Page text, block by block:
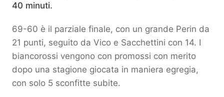
40 minuti.
69-60 è il parziale finale, con un grande Perin da
21 punti, seguito da Vico e Sacchettini con 14. I
biancorossi vengono con promossi con merito
dopo una stagione giocata in maniera egregia,
con solo 5 sconfitte subite.